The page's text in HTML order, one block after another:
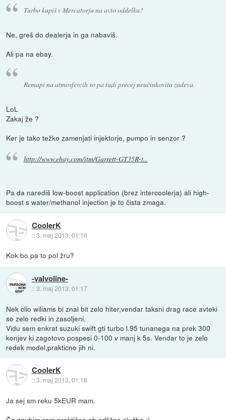
Turbo kupiš v Mercatorju na avto oddelku?
Ne, greš do dealerja in ga nabaviš.
Ali pa na ebay.
Remapi na atmosfercih so pa tudi precej neučinkovita zadeva.
LoL
Zakaj že ?
Ker je tako težko zamenjati injektorje, pumpo in senzor ?
http://www.ebay.com/itm/Garrett-GT35R-t...
Pa da narediš low-boost application (brez intercoolerja) ali high-
boost s water/methanol injection je to čista zmaga.
CoolerK
::3. maj 2013, 01:16
Kok bo pa to pol žru?
-valvoline-
::3. maj 2013, 01:17
Nek clio wiliams bi znal bit zelo hiter,vendar taksni drag race avteki
so zelo redki in zasoljeni.
Vidu sem enkrat suzuki swift gti turbo l.95 tunanega na prek 300
konjev ki zagotovo pospesi 0-100 v manj k 5s. Vendar to je zelo
redek model,prakticno jih ni.
CoolerK
::3. maj 2013, 01:18
Ja sej sm reku 5kEUR mam.